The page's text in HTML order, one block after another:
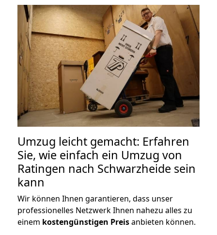
Umzug leicht gemacht: Erfahren
Sie, wie einfach ein Umzug von
Ratingen nach Schwarzheide sein
kann
Wir können Ihnen garantieren, dass unser
professionelles Netzwerk Ihnen nahezu alles zu
einem kostengünstigen Preisanbieten können.